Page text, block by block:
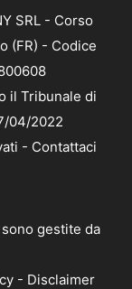
SRL - Corso
(FR) - Codice
il Tribunale di
04/2022
- Contattaci
gestite da
- Disclaimer